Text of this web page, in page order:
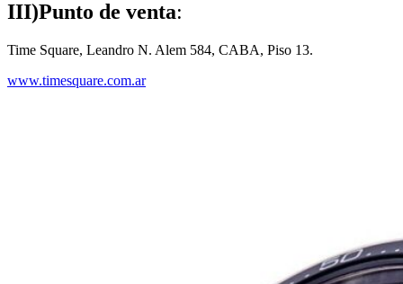
III)Punto de venta:
Time Square, Leandro N. Alem 584, CABA, Piso 13.
www.timesquare.com.ar